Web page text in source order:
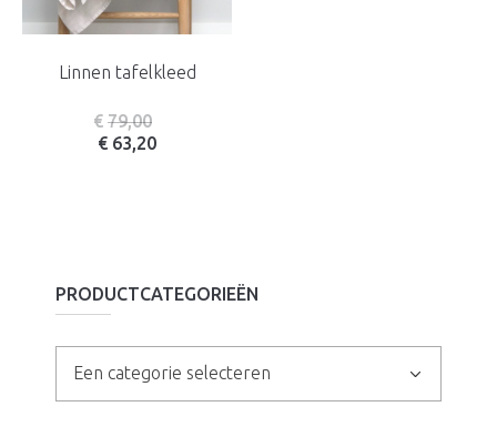
Linnen tafelkleed
€ 79,00
€ 63,20
PRODUCTCATEGORIEËN
Een categorie selecteren